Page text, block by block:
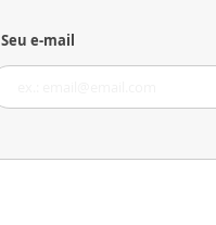
Seu e-mail